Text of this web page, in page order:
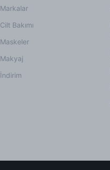
Markalar
Cilt Bakımı
Maskeler
Makyaj
İndirim